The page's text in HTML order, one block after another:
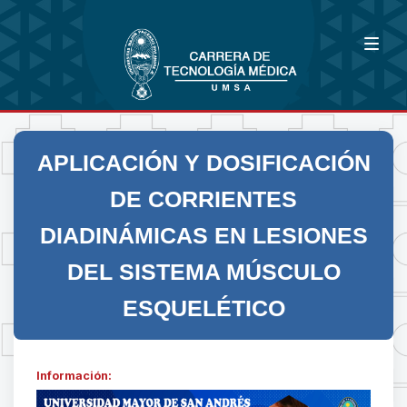
APLICACIÓN Y DOSIFICACIÓN
DE CORRIENTES
DIADINÁMICAS EN LESIONES
DEL SISTEMA MÚSCULO
ESQUELÉTICO
Información: